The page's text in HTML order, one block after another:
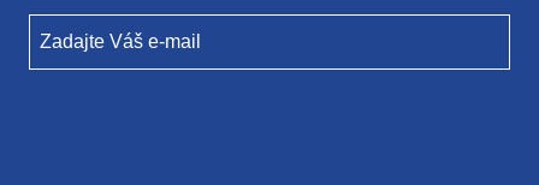
Zadajte Váš e-mail